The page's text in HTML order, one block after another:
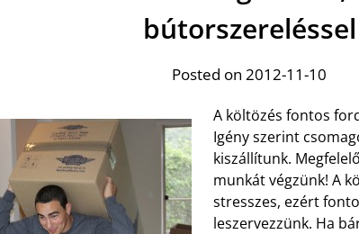
bútorszereléssel
Posted on 2012-11-10
A költözés fontos
Igény szerint
kiszállítunk.
munkát végzünk! A
stresszes, ezért
leszervezzünk. Ha